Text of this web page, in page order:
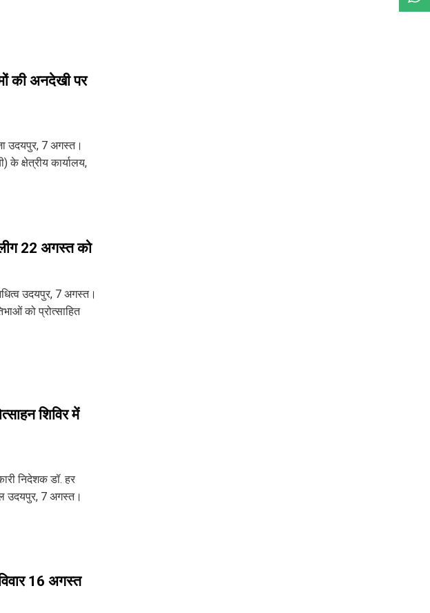
की अनदेखी पर
उदयपुर, 7 अगस्त।
के क्षेत्रीय कार्यालय,
22 अगस्त को
उदयपुर, 7 अगस्त।
को प्रोत्साहित
शिविर में
निदेशक डॉ. हर
उदयपुर, 7 अगस्त।
16 अगस्त